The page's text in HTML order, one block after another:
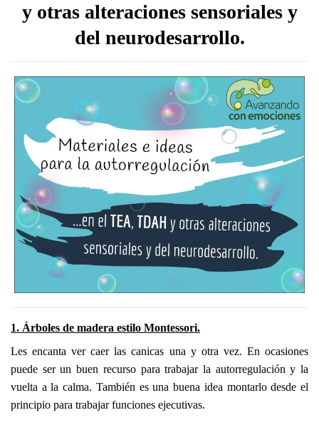
y otras alteraciones sensoriales y
del neurodesarrollo.
1. Árboles de madera estilo Montessori.
Les encanta ver caer las canicas una y otra vez. En ocasiones
puede ser un buen recurso para trabajar la autorregulación y la
vuelta a la calma. También es una buena idea montarlo desde el
principio para trabajar funciones ejecutivas.